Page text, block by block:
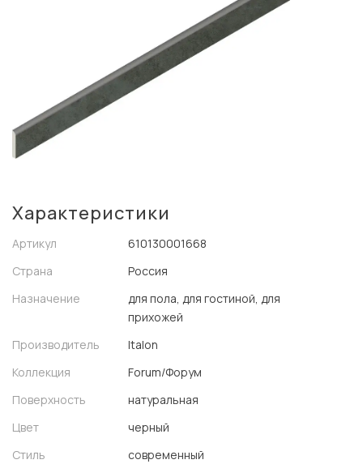
Характеристики
Артикул
610130001668
Страна
Россия
Назначение
для пола, для гостиной, для
прихожей
Производитель
Italon
Коллекция
Forum/Форум
Поверхность
натуральная
Цвет
черный
Стиль
современный